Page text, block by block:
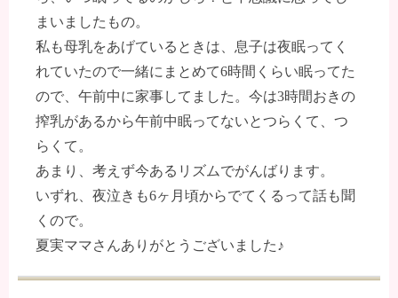
まいましたもの。
私も母乳をあげているときは、息子は夜眠ってく
れていたので一緒にまとめて6時間くらい眠ってた
ので、午前中に家事してました。今は3時間おきの
搾乳があるから午前中眠ってないとつらくて、つ
らくて。
あまり、考えず今あるリズムでがんばります。
いずれ、夜泣きも6ヶ月頃からでてくるって話も聞
くので。
夏実ママさんありがとうございました♪